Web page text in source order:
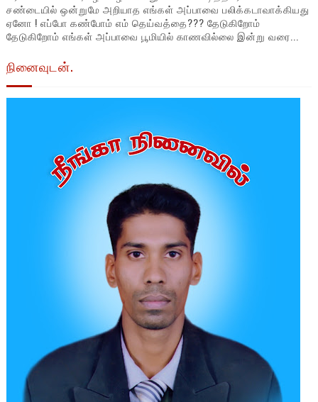
சண்டையில் ஒன்றுமே அறியாத எங்கள் அப்பாவை பலிக்கடாவாக்கியது
ஏனோ ! எப்போ கண்போம் எம் தெய்வத்தை??? தேடுகிறோம்
தேடுகிறோம் எங்கள் அப்பாவை பூமியில் காணவில்லை இன்று வரை...
நினைவுடன்.